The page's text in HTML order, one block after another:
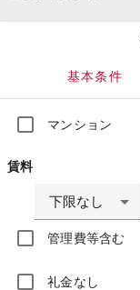
基本条件
マンション
賃料
下限なし
管理費等含む
礼金なし